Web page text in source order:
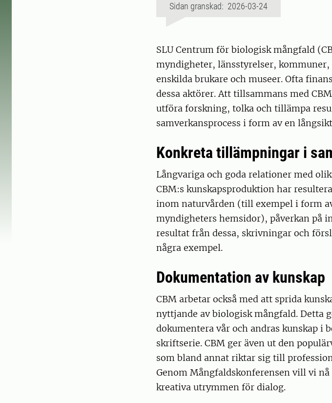
Sidan granskad: 2026-03-24
SLU Centrum för biologisk mångfald
myndigheter, länsstyrelser,
enskilda brukare och museer. Ofta
dessa aktörer. Att tillsammans med
utföra forskning, tolka och tillämpa
samverkansprocess i form av en
Konkreta tillämpningar i
Långvariga och goda relationer med
CBM:s kunskapsproduktion har
inom naturvården (till exempel i form
myndigheters hemsidor), påverkan på
resultat från dessa, skrivningar och
några exempel.
Dokumentation av kunskap
CBM arbetar också med att sprida
nyttjande av biologisk mångfald. Detta
dokumentera vår och andras kunskap i
skriftserie. CBM ger även ut den
som bland annat riktar sig till
Genom Mångfaldskonferensen vill vi
kreativa utrymmen för dialog.